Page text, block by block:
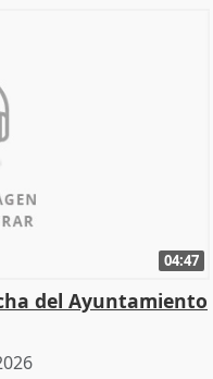
04:47
del Ayuntamiento